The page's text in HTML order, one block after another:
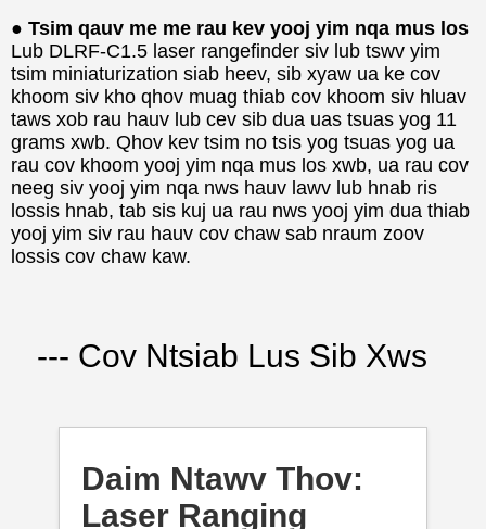
● Tsim qauv me me rau kev yooj yim nqa mus los
Lub DLRF-C1.5 laser rangefinder siv lub tswv yim
tsim miniaturization siab heev, sib xyaw ua ke cov
khoom siv kho qhov muag thiab cov khoom siv hluav
taws xob rau hauv lub cev sib dua uas tsuas yog 11
grams xwb. Qhov kev tsim no tsis yog tsuas yog ua
rau cov khoom yooj yim nqa mus los xwb, ua rau cov
neeg siv yooj yim nqa nws hauv lawv lub hnab ris
lossis hnab, tab sis kuj ua rau nws yooj yim dua thiab
yooj yim siv rau hauv cov chaw sab nraum zoov
lossis cov chaw kaw.
--- Cov Ntsiab Lus Sib Xws
Daim Ntawv Thov:
Laser Ranging